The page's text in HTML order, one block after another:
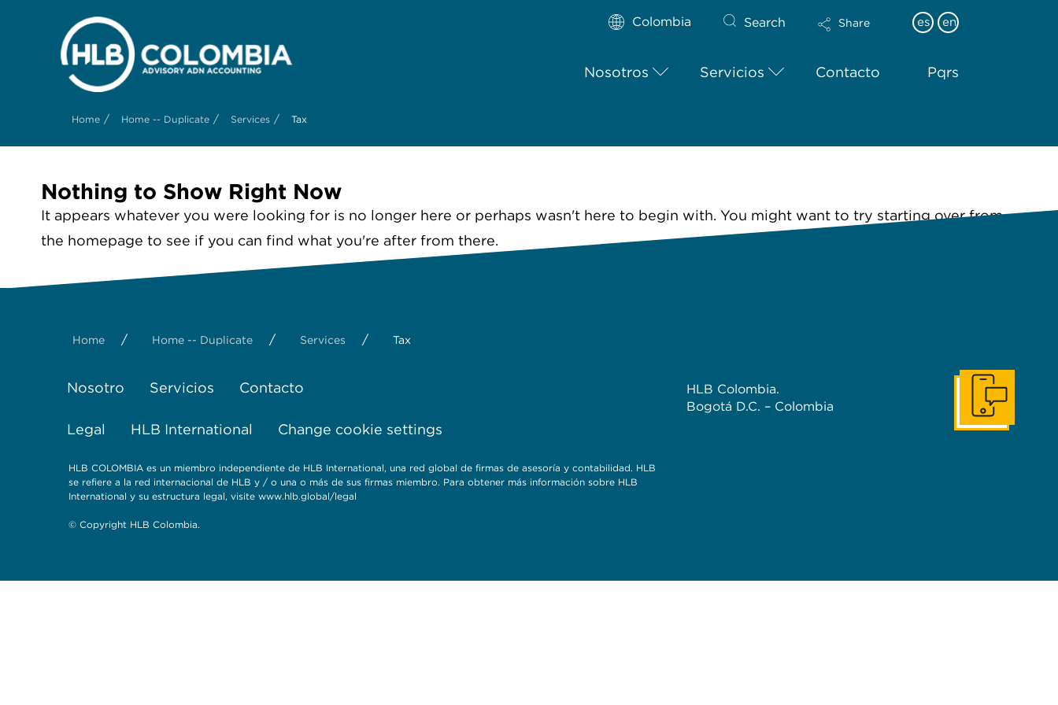
Colombia Search Share es en
Nosotros Servicios Contacto Pqrs
Home / Home -- Duplicate / Services / Tax
Nothing to Show Right Now
It appears whatever you were looking for is no longer here or perhaps wasn't here to begin with. You might want to try starting over from
the homepage to see if you can find what you're after from there.
Home / Home -- Duplicate / Services / Tax
Nosotro Servicios Contacto
Legal HLB International Change cookie settings
HLB COLOMBIA es un miembro independiente de HLB International, una red global de firmas de asesoría y contabilidad. HLB
se refiere a la red internacional de HLB y / o una o más de sus firmas miembro. Para obtener más información sobre HLB
International y su estructura legal, visite www.hlb.global/legal
© Copyright HLB Colombia.
HLB Colombia.
Bogotá D.C. – Colombia
Ponerse en